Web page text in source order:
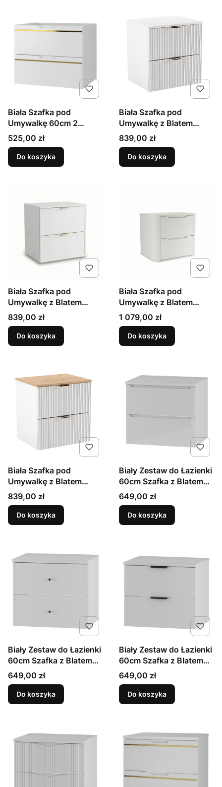
Biała Szafka pod
Umywalkę 60cm 2
Szuflady Złota Listwa
Espero
Cena
525,00 zł
Do koszyka
Biała Szafka pod
Umywalkę z Blatem
60cm Ryflowane Fronty
Cena
839,00 zł
Do koszyka
Biała Szafka pod
Umywalkę z Blatem
60cm Fronty Ramka
Roma
Cena
839,00 zł
Do koszyka
Biała Szafka pod
Umywalkę z Blatem
60cm Zaokrąglone Boki i
Blat
Cena
1 079,00 zł
Do koszyka
Biała Szafka pod
Umywalkę z Blatem
Orzech 60cm Ryflowane
Fronty
Cena
839,00 zł
Do koszyka
Biały Zestaw do Łazienki
60cm Szafka z Blatem
Etna
Cena
649,00 zł
Do koszyka
Biały Zestaw do Łazienki
60cm Szafka z Blatem
Marco
Cena
649,00 zł
Do koszyka
Biały Zestaw do Łazienki
60cm Szafka z Blatem
Pile
Cena
649,00 zł
Do koszyka